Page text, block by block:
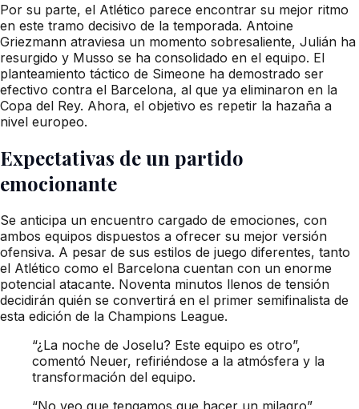
Por su parte, el Atlético parece encontrar su mejor ritmo
en este tramo decisivo de la temporada. Antoine
Griezmann atraviesa un momento sobresaliente, Julián ha
resurgido y Musso se ha consolidado en el equipo. El
planteamiento táctico de Simeone ha demostrado ser
efectivo contra el Barcelona, al que ya eliminaron en la
Copa del Rey. Ahora, el objetivo es repetir la hazaña a
nivel europeo.
Expectativas de un partido
emocionante
Se anticipa un encuentro cargado de emociones, con
ambos equipos dispuestos a ofrecer su mejor versión
ofensiva. A pesar de sus estilos de juego diferentes, tanto
el Atlético como el Barcelona cuentan con un enorme
potencial atacante. Noventa minutos llenos de tensión
decidirán quién se convertirá en el primer semifinalista de
esta edición de la Champions League.
“¿La noche de Joselu? Este equipo es otro”,
comentó Neuer, refiriéndose a la atmósfera y la
transformación del equipo.